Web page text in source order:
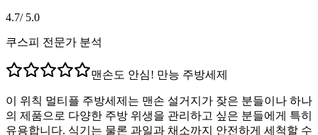
4.7/ 5.0
쿠스피 전문가 분석
맨손도 안심! 만능 주방세제
이 위칙 멀티플 주방세제는 맨손 설거지가 잦은 분들이나 하나
의 제품으로 다양한 주방 위생을 관리하고 싶은 분들에게 특히
유용합니다. 식기는 물론 과일과 채소까지 안전하게 세척할 수